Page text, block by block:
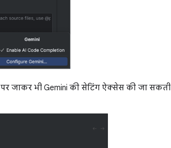
पर जाकर भी Gemini की सेटिंग ऐक्सेस की जा सकती